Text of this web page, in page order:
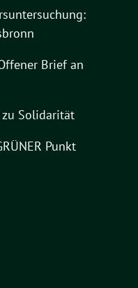
Brief an
zu Solidarität
Punkt